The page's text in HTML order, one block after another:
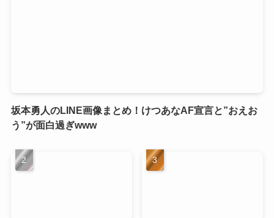
坂本勇人のLINE画像まとめ！けつあなAF宣言と”おえお
う”が面白過ぎwww